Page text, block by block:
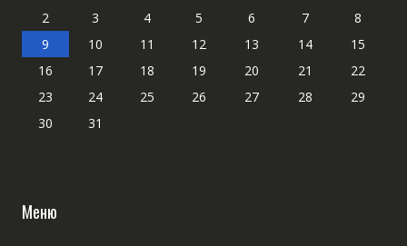
2
3 4 5 6 7
8
9
10 11 12 13 14
15
16
17 18 19 20 21
22
23
24 25 26 27 28
29
30
31
Меню